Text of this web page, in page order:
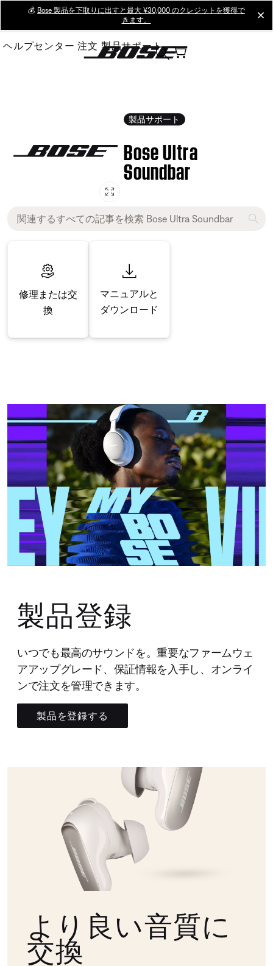
Main
💰 Bose 製品を下取りに出すと最大 ¥30,000 のクレジットを獲得で
きます。
ヘルプセンター 注文 製品サポート
製品サポート
Bose Ultra
Soundbar
修理または交
換
マニュアルと
ダウンロード
製品登録
いつでも最高のサウンドを。重要なファームウェ
アアップグレード、保証情報を入手し、オンライ
ンで注文を管理できます。
製品を登録する
より良い音質に
交換